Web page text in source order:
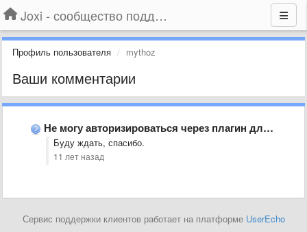
Joxi - сообщество поддержки
Профиль пользователя mythoz
Ваши комментарии
Не могу авторизироваться через плагин для хрома.
Буду ждать, спасибо.
11 лет назад
Сервис поддержки клиентов работает на платформе UserEcho